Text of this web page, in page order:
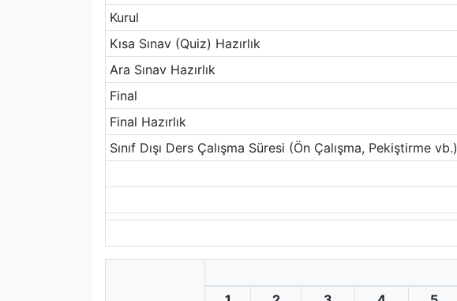
Kurul
Kısa Sınav (Quiz) Hazırlık
Ara Sınav Hazırlık
Final
Final Hazırlık
Sınıf Dışı Ders Çalışma Süresi (Ön Çalışma, Pekiştirme vb.)